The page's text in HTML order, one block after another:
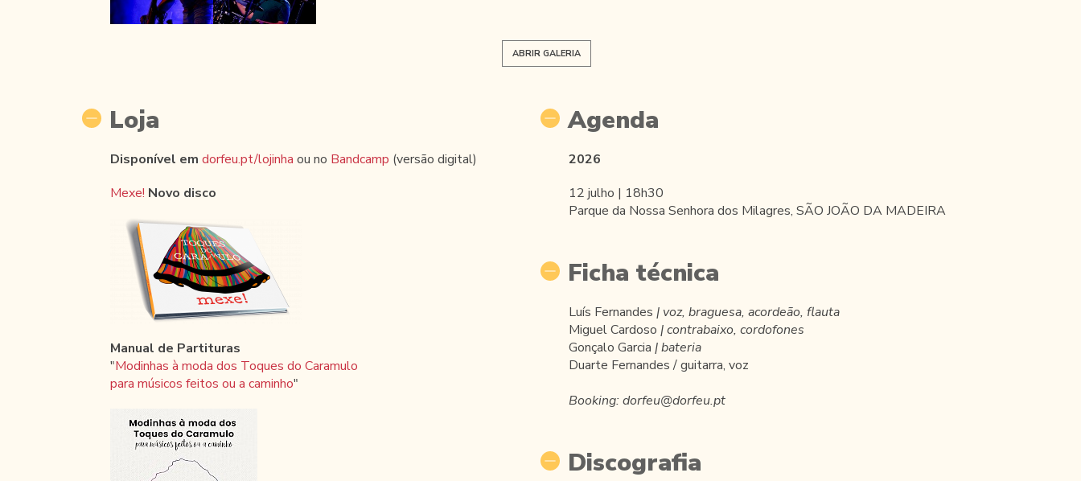
ABRIR GALERIA
Loja
Disponível em dorfeu.pt/lojinha ou no Bandcamp (versão digital)
Mexe! Novo disco
Manual de Partituras
"Modinhas à moda dos Toques do Caramulo
para músicos feitos ou a caminho"
Agenda
2026
12 julho | 18h30
Parque da Nossa Senhora dos Milagres, SÃO JOÃO DA MADEIRA
Ficha técnica
Luís Fernandes | voz, braguesa, acordeão, flauta
Miguel Cardoso | contrabaixo, cordofones
Gonçalo Garcia |bateria
Duarte Fernandes / guitarra, voz
Booking: dorfeu@dorfeu.pt
Discografia